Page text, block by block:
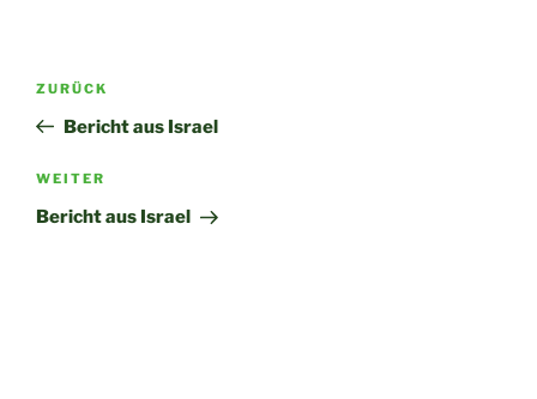
Beitragsnavigation
Vorheriger
Beitrag
ZURÜCK
Bericht aus Israel
Nächster
Beitrag
WEITER
Bericht aus Israel